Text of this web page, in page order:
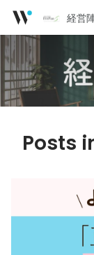
経営
Posts